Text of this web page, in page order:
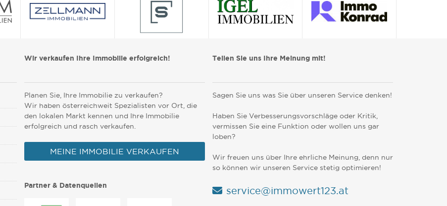
Wir verkaufen Ihre Immobilie erfolgreich!
Planen Sie, Ihre Immobilie zu verkaufen?
Wir haben österreichweit Spezialisten vor Ort, die
den lokalen Markt kennen und Ihre Immobilie
erfolgreich und rasch verkaufen.
MEINE IMMOBILIE VERKAUFEN
Partner & Datenquellen
Teilen Sie uns Ihre Meinung mit!
Sagen Sie uns was Sie über unseren Service denken!
Haben Sie Verbesserungsvorschläge oder Kritik,
vermissen Sie eine Funktion oder wollen uns gar
loben?
Wir freuen uns über Ihre ehrliche Meinung, denn nur
so können wir unseren Service stetig optimieren!
service@immowert123.at